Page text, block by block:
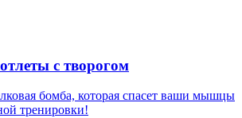
с творогом
бомба, которая спасет ваши мышцы
тренировки!